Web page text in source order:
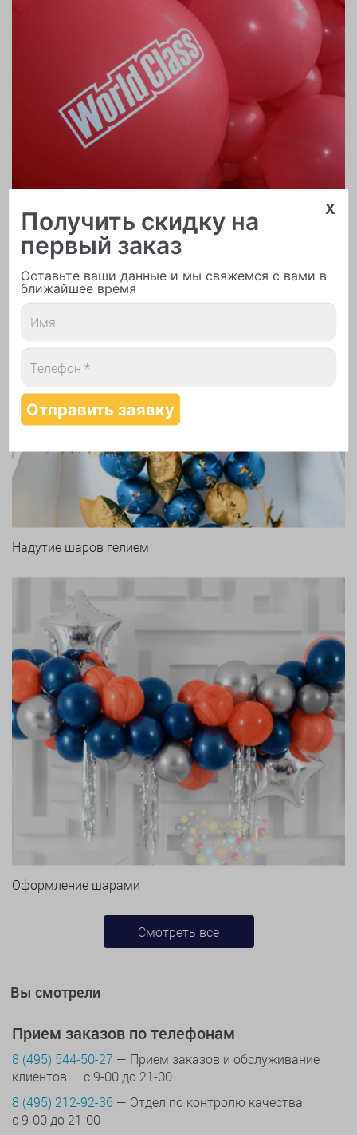
Печать логотипа
Арки и гирлянды из шаров
Надутие шаров гелием
Оформление шарами
Смотреть все
Вы смотрели
Прием заказов по телефонам
8 (495) 544-50-27 — Прием заказов и обслуживание
клиентов — с 9-00 до 21-00
8 (495) 212-92-36 — Отдел по контролю качества
с 9-00 до 21-00
x
Получить скидку на
первый заказ
Оставьте ваши данные и мы свяжемся с вами в
ближайшее время